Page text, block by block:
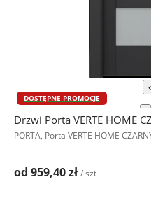
‹
DOSTĘPNE PROMOCJE
Drzwi Porta VERTE HOME
PORTA, Porta VERTE HOME
od 959,40 zł / szt